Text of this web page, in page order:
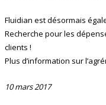
Fluidian est désormais
Recherche pour les
clients !
Plus d’information sur
10 mars 2017